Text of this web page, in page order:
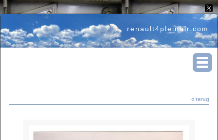
renault4pleinair.com
« terug